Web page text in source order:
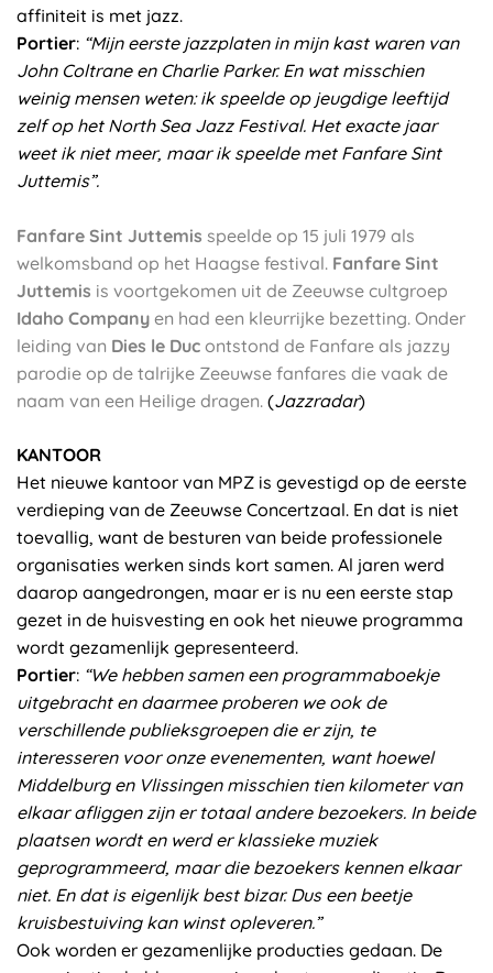
affiniteit is met jazz.
Portier: “Mijn eerste jazzplaten in mijn kast waren van
John Coltrane en Charlie Parker. En wat misschien
weinig mensen weten: ik speelde op jeugdige leeftijd
zelf op het North Sea Jazz Festival. Het exacte jaar
weet ik niet meer, maar ik speelde met Fanfare Sint
Juttemis”.
Fanfare Sint Juttemis speelde op 15 juli 1979 als
welkomsband op het Haagse festival. Fanfare Sint
Juttemis is voortgekomen uit de Zeeuwse cultgroep
Idaho Company en had een kleurrijke bezetting. Onder
leiding van Dies le Duc ontstond de Fanfare als jazzy
parodie op de talrijke Zeeuwse fanfares die vaak de
naam van een Heilige dragen. (Jazzradar)
KANTOOR
Het nieuwe kantoor van MPZ is gevestigd op de eerste
verdieping van de Zeeuwse Concertzaal. En dat is niet
toevallig, want de besturen van beide professionele
organisaties werken sinds kort samen. Al jaren werd
daarop aangedrongen, maar er is nu een eerste stap
gezet in de huisvesting en ook het nieuwe programma
wordt gezamenlijk gepresenteerd.
Portier: “We hebben samen een programmaboekje
uitgebracht en daarmee proberen we ook de
verschillende publieksgroepen die er zijn, te
interesseren voor onze evenementen, want hoewel
Middelburg en Vlissingen misschien tien kilometer van
elkaar afliggen zijn er totaal andere bezoekers. In beide
plaatsen wordt en werd er klassieke muziek
geprogrammeerd, maar die bezoekers kennen elkaar
niet. En dat is eigenlijk best bizar. Dus een beetje
kruisbestuiving kan winst opleveren.”
Ook worden er gezamenlijke producties gedaan. De